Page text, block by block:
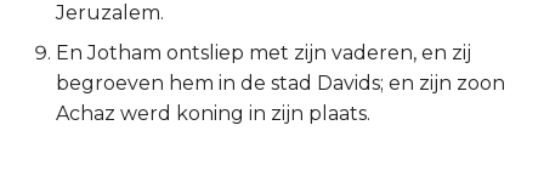
Jakobus
1 Petrus
Jeruzalem.
En Jotham ontsliep met zijn vaderen, en zij
begroeven hem in de stad Davids; en zijn zoon
Achaz werd koning in zijn plaats.